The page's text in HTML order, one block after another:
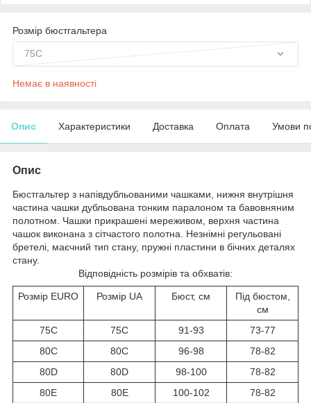
Розмір бюстгальтера
75C
Немає в наявності
Опис Характеристики Доставка Оплата Умови
Опис
Бюстгальтер з напівдубльованими чашками, нижня внутрішня
частина чашки дубльована тонким паралоном та бавовняним
полотном. Чашки прикрашені мереживом, верхня частина
чашок виконана з сітчастого полотна. Незнімні регульовані
бретелі, маєчний тип стану, пружні пластини в бічних деталях
стану.
Відповідність розмірів та обхватів:
Розмір EURO Розмір UA Бюст, см
Під бюстом,
см
75C
75C 91-93
73-77
80C
80C 96-98
78-82
80D
80D 98-100
78-82
80E
80E 100-102
78-82